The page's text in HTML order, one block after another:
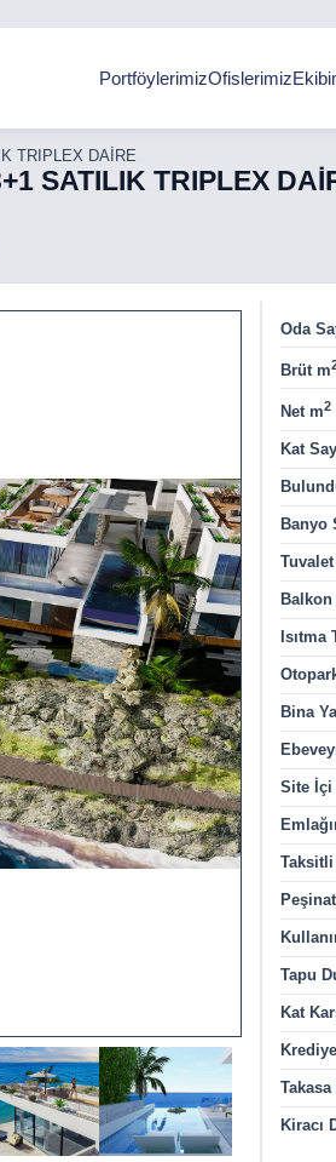
PortföylerimizOfislerimiz
TRIPLEX DAİRE
SATILIK TRIPLEX
Oda
Brüt m
Net m2
Kat
Banyo
Tuvalet
Balkon
Isıtma
Bina
Site İçi
Taksitli
Tapu
Kat
Kiracı